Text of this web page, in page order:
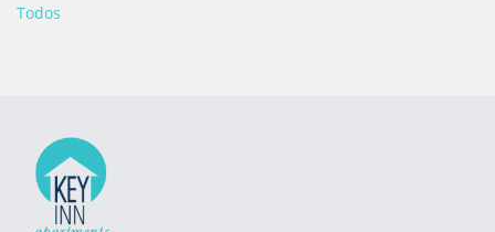
Todos